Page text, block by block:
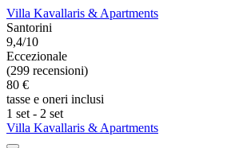
Villa Kavallaris & Apartments
Santorini
9,4/10
Eccezionale
(299 recensioni)
80 €
tasse e oneri inclusi
1 set - 2 set
Villa Kavallaris & Apartments